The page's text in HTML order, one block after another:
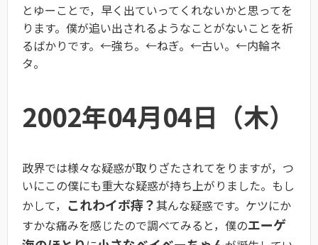
とゆーことで，早く出ていってくれないかと思ってを
ります。僕が追い出されるようなことがないことを祈
るばかりです。←強ち。←ねぎ。←古い。←内輪ネ
タ。
2002年04月04日（木）
政界では様々な疑惑が取りざたされてをりますが，つ
いにこの僕にも重大な疑惑が持ち上がりました。もし
かして， これわイボ痔？其んな疑惑です。ケツにか
すかな痛みを感じたので調べてみると，僕のエーゲ